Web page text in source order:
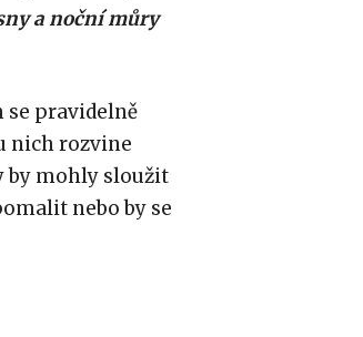
a noční můry
se pravidelně
nich rozvine
by mohly sloužit
nebo by se